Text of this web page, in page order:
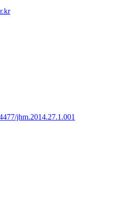
jhm.2014.27.1.001